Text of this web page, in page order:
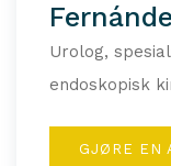
Urolog,
endoskopisk
GJØRE EN